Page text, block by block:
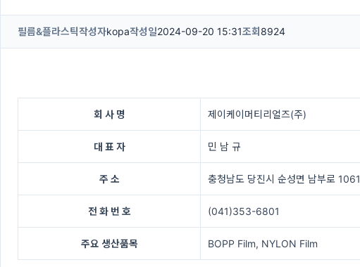
필름&플라스틱작성자kopa작성일2024-09-20 15:31조회 8924
회 사 명 제이케이머티리얼즈(주)
대 표 자 민 남 규
주 소 충청남도 당진시 순성면 남부로 1061
전 화 번 호 (041)353-6801
주요 생산품목 BOPP Film, NYLON Film